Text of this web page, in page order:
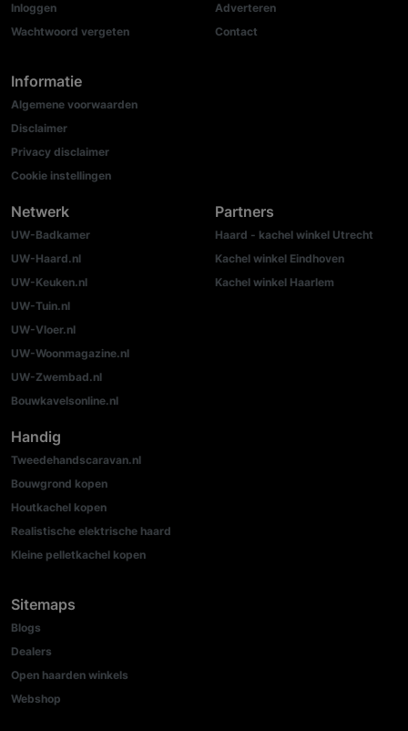
Inloggen
Wachtwoord vergeten
Informatie
Algemene voorwaarden
Disclaimer
Privacy disclaimer
Cookie instellingen
Adverteren
Contact
Netwerk
UW-Badkamer
UW-Haard.nl
UW-Keuken.nl
UW-Tuin.nl
UW-Vloer.nl
UW-Woonmagazine.nl
UW-Zwembad.nl
Bouwkavelsonline.nl
Partners
Haard - kachel winkel Utrecht
Kachel winkel Eindhoven
Kachel winkel Haarlem
Handig
Tweedehandscaravan.nl
Bouwgrond kopen
Houtkachel kopen
Realistische elektrische haard
Kleine pelletkachel kopen
Sitemaps
Blogs
Dealers
Open haarden winkels
Webshop